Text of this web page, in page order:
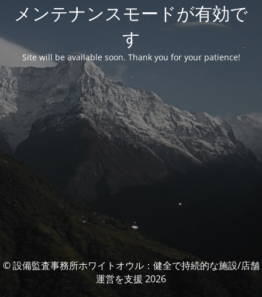
メンテナンスモードが有効で
す
Site will be available soon. Thank you for your patience!
© 設備監査事務所ホワイトオウル：健全で持続的な施設/店舗
運営を支援 2026